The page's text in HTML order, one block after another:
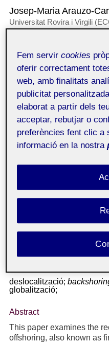
Josep-Maria Arauzo-
Universitat Rovira i Virgili
Resum
Aquest document
deslocalització (offshoring
relocalització empresarial
internacional) i la
sovint es considera un
reubicacions regionals, el
de regions i fronteres
rellevant per als
desenvolupament i els
en com diferents
laborals, la infraestructura
donen forma a la
empreses. En última
la deslocalització com la
deslocalització;
globalització;
Abstract
This paper examines the
offshoring, also known as
Fem servircookies
oferir correctament
web, amb finalitats
publicitat
elaborat a partir dels
acceptar, rebutjar o
preferències fent clic a
informació en la nostra